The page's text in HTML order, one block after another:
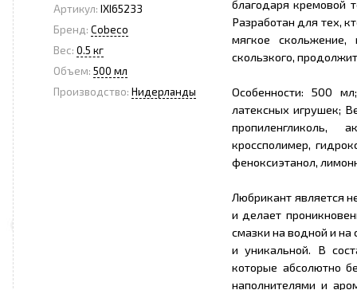
Артикул: IXI65233
Бренд: Cobeco
Вес: 0.5 кг
Объем: 500 мл
Производство: Нидерланды
благодаря кремовой
Разработан для тех,
мягкое
скользкого,
Особенности: 500
латексных игрушек;
пропиленгликоль,
кроссполимер,
феноксиэтанол,
Любрикант является
и делает
смазки на водной и на
и уникальной. В
которые абсолютно
наполнителями и